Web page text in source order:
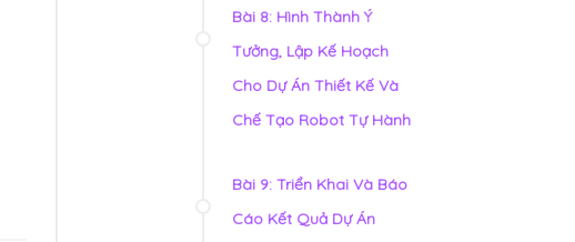
Bài 8: Hình Thành Ý
Tưởng, Lập Kế Hoạch
Cho Dự Án Thiết Kế Và
Chế Tạo Robot Tự Hành
Bài 9: Triển Khai Và Báo
Cáo Kết Quả Dự Án